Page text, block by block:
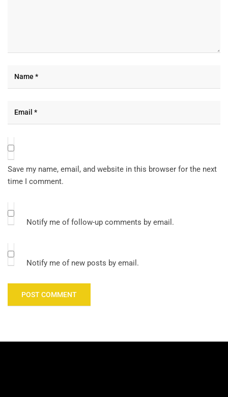
Save my name, email, and website in this browser for the next
time I comment.
Notify me of follow-up comments by email.
Notify me of new posts by email.